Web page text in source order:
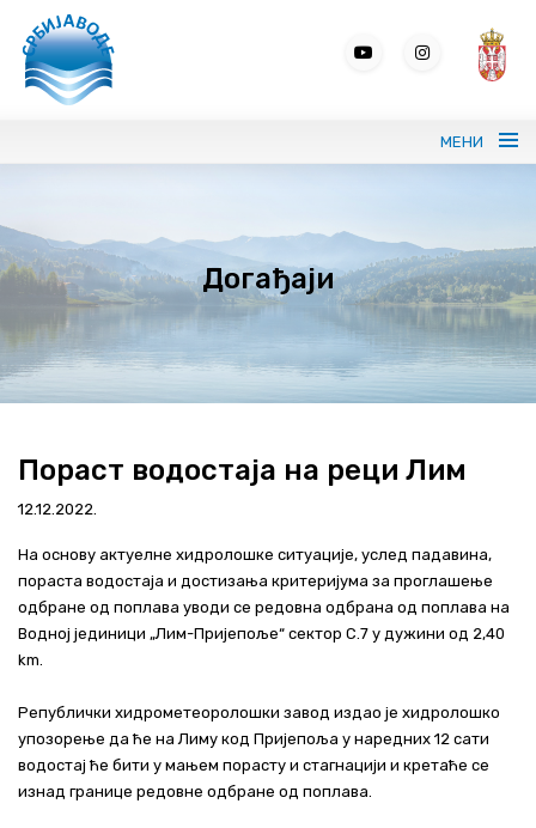
МЕНИ
Портрет ЈВП СРБИЈАВОДЕ
Вода без граница
ВИС
Програми и извештаји
Актуелно
Контакт
Догађаји
Пораст водостаја на реци Лим
12.12.2022.
На основу актуелне хидролошке ситуације, услед падавина,
пораста водостаја и достизања критеријума за проглашење
одбране од поплава уводи се редовна одбрана од поплава на
Водној јединици „Лим-Пријепоље“ сектор С.7 у дужини од 2,40
km.
Републички хидрометеоролошки завод издао је хидролошко
упозорење да ће на Лиму код Пријепоља у наредних 12 сати
водостај ће бити у мањем порасту и стагнацији и кретаће се
изнад границе редовне одбране од поплава.